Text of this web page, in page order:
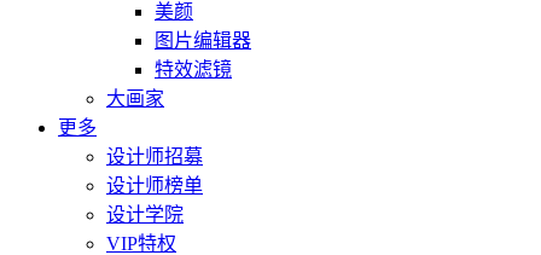
美颜
图片编辑器
特效滤镜
大画家
更多
设计师招募
设计师榜单
设计学院
VIP特权